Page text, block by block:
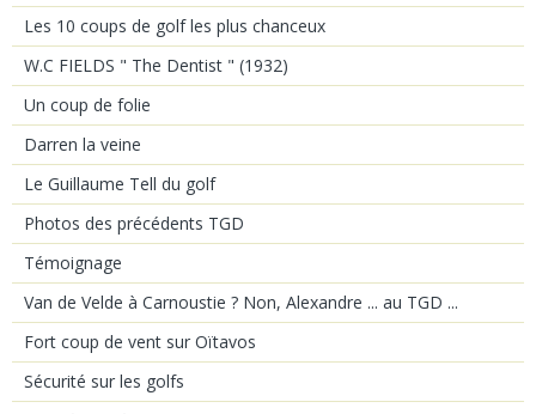
Les 10 coups de golf les plus chanceux
W.C FIELDS " The Dentist " (1932)
Un coup de folie
Darren la veine
Le Guillaume Tell du golf
Photos des précédents TGD
Témoignage
Van de Velde à Carnoustie ? Non, Alexandre ... au TGD ...
Fort coup de vent sur Oïtavos
Sécurité sur les golfs